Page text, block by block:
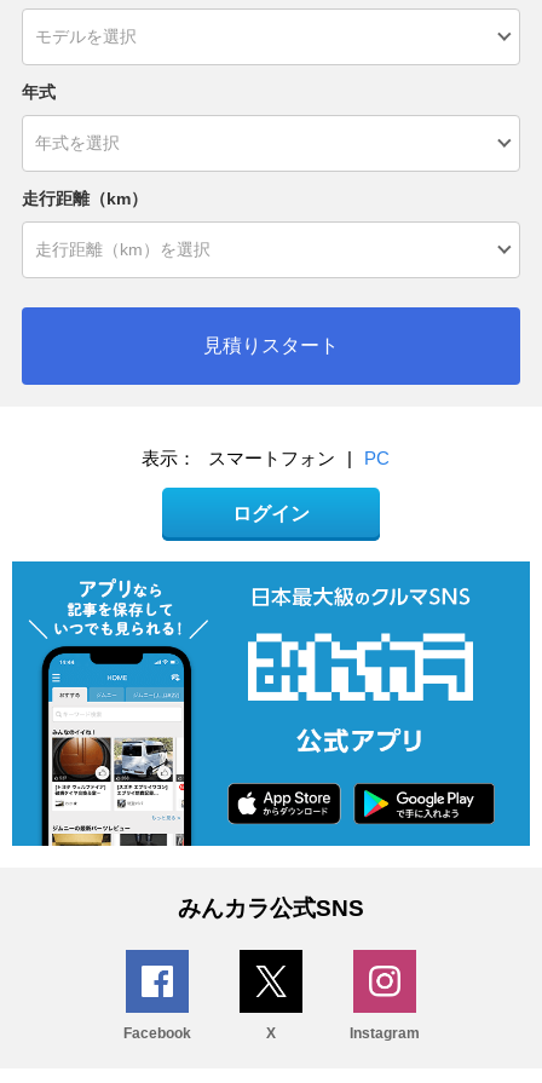
年式
走行距離（km）
見積りスタート
表示： スマートフォン | PC
ログイン
みんカラ公式SNS
Facebook X Instagram